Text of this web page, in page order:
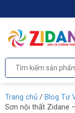
Trang chủ / Blog Tư
Sơn nội thất Zidane